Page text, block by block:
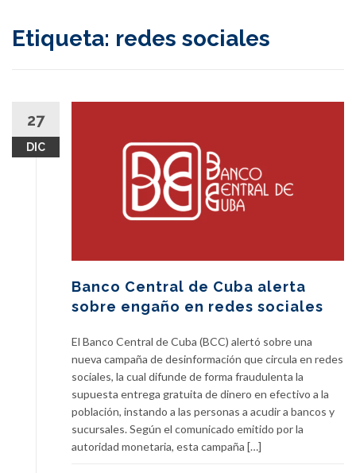
Etiqueta: redes sociales
27
DIC
Banco Central de Cuba alerta
sobre engaño en redes sociales
El Banco Central de Cuba (BCC) alertó sobre una
nueva campaña de desinformación que circula en redes
sociales, la cual difunde de forma fraudulenta la
supuesta entrega gratuita de dinero en efectivo a la
población, instando a las personas a acudir a bancos y
sucursales. Según el comunicado emitido por la
autoridad monetaria, esta campaña […]